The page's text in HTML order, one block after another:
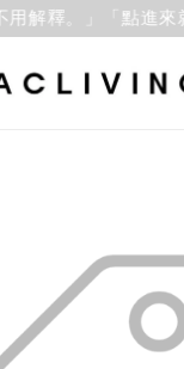
解釋。」 「點進來